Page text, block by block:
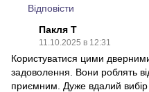
Відповісти
Пакля Т
11.10.2025 в 12:31
Користуватися цими
задоволення. Вони роблять
приємним. Дуже вдалий